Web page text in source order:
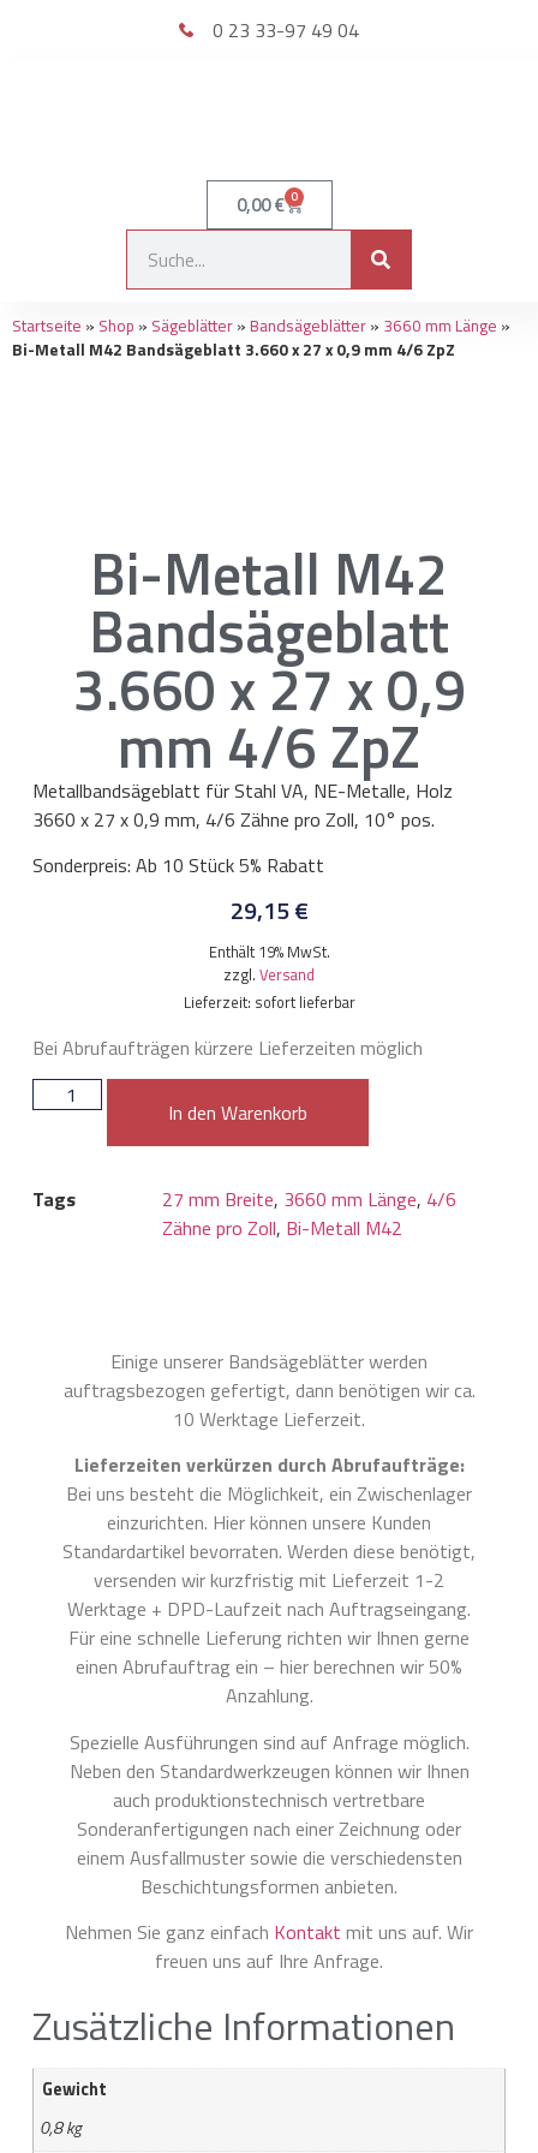
0 23 33-97 49 04
0,00€ 0
Startseite » Shop » Sägeblätter » Bandsägeblätter » 3660 mm Länge »
Bi-Metall M42 Bandsägeblatt 3.660 x 27 x 0,9 mm 4/6 ZpZ
Bi-Metall M42
Bandsägeblatt
3.660 x 27 x 0,9
mm 4/6 ZpZ
Metallbandsägeblatt für Stahl VA, NE-Metalle, Holz
3660 x 27 x 0,9 mm, 4/6 Zähne pro Zoll, 10° pos.
Sonderpreis: Ab 10 Stück 5% Rabatt
29,15€
Enthält 19% MwSt.
zzgl. Versand
Lieferzeit: sofort lieferbar
Bei Abrufaufträgen kürzere Lieferzeiten möglich
In den Warenkorb
Tags 27 mm Breite, 3660 mm Länge, 4/6
Zähne pro Zoll, Bi-Metall M42
Zusätzliche Informationen
Gewicht
0,8 kg
Einige unserer Bandsägeblätter werden
auftragsbezogen gefertigt, dann benötigen wir ca.
10 Werktage Lieferzeit.
Lieferzeiten verkürzen durch Abrufaufträge:
Bei uns besteht die Möglichkeit, ein Zwischenlager
einzurichten. Hier können unsere Kunden
Standardartikel bevorraten. Werden diese benötigt,
versenden wir kurzfristig mit Lieferzeit 1-2
Werktage + DPD-Laufzeit nach Auftragseingang.
Für eine schnelle Lieferung richten wir Ihnen gerne
einen Abrufauftrag ein – hier berechnen wir 50%
Anzahlung.
Spezielle Ausführungen sind auf Anfrage möglich.
Neben den Standardwerkzeugen können wir Ihnen
auch produktionstechnisch vertretbare
Sonderanfertigungen nach einer Zeichnung oder
einem Ausfallmuster sowie die verschiedensten
Beschichtungsformen anbieten.
Nehmen Sie ganz einfach Kontakt mit uns auf. Wir
freuen uns auf Ihre Anfrage.